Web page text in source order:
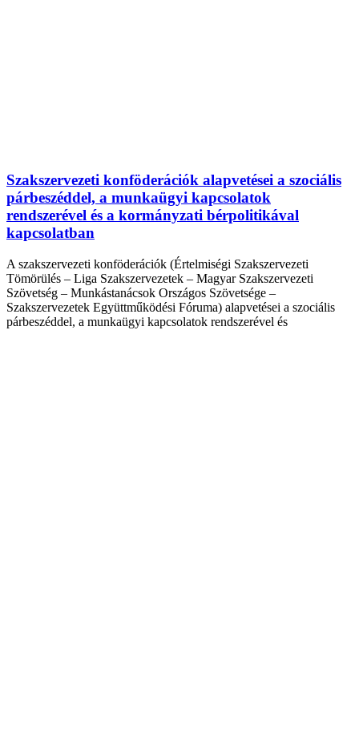
Szakszervezeti konföderációk alapvetései a szociális
párbeszéddel, a munkaügyi kapcsolatok
rendszerével és a kormányzati bérpolitikával
kapcsolatban
A szakszervezeti konföderációk (Értelmiségi Szakszervezeti
Tömörülés – Liga Szakszervezetek – Magyar Szakszervezeti
Szövetség – Munkástanácsok Országos Szövetsége –
Szakszervezetek Együttműködési Fóruma) alapvetései a szociális
párbeszéddel, a munkaügyi kapcsolatok rendszerével és